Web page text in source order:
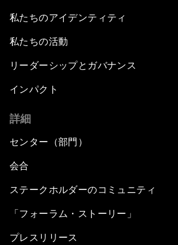
私たちのアイデンティティ
私たちの活動
リーダーシップとガバナンス
インパクト
詳細
センター（部門）
会合
ステークホルダーのコミュニティ
「フォーラム・ストーリー」
プレスリリース